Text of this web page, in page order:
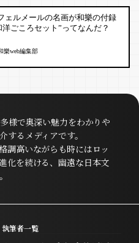
ェルメールの名画が和樂の付録
洋ごころセット”ってなんだ？
樂web編集部
様で奥深い魅力をわかりや
するメディアです。
調高いながらも時にはロッ
化を続ける、幽遠な日本文
執筆者一覧